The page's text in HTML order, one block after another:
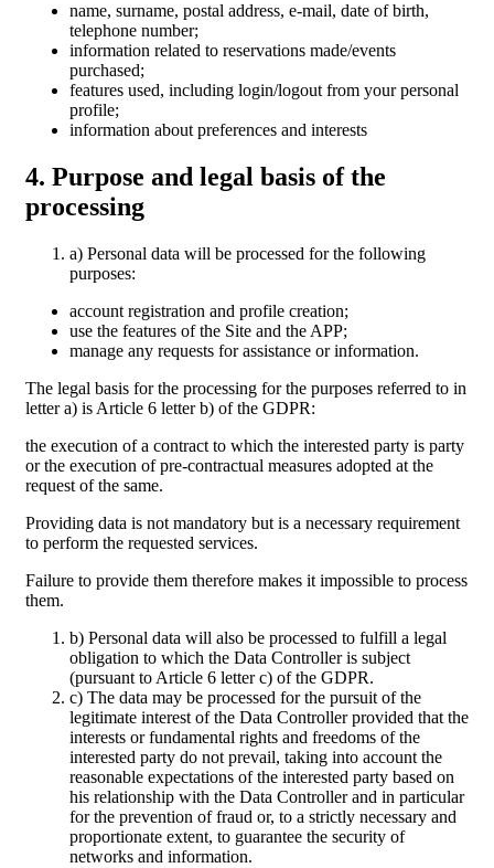
name, surname, postal address, e-mail, date of birth,
telephone number;
information related to reservations made/events
purchased;
features used, including login/logout from your personal
profile;
information about preferences and interests
4. Purpose and legal basis of the
processing
a) Personal data will be processed for the following
purposes:
account registration and profile creation;
use the features of the Site and the APP;
manage any requests for assistance or information.
The legal basis for the processing for the purposes referred to in
letter a) is Article 6 letter b) of the GDPR:
the execution of a contract to which the interested party is party
or the execution of pre-contractual measures adopted at the
request of the same.
Providing data is not mandatory but is a necessary requirement
to perform the requested services.
Failure to provide them therefore makes it impossible to process
them.
b) Personal data will also be processed to fulfill a legal
obligation to which the Data Controller is subject
(pursuant to Article 6 letter c) of the GDPR.
c) The data may be processed for the pursuit of the
legitimate interest of the Data Controller provided that the
interests or fundamental rights and freedoms of the
interested party do not prevail, taking into account the
reasonable expectations of the interested party based on
his relationship with the Data Controller and in particular
for the prevention of fraud or, to a strictly necessary and
proportionate extent, to guarantee the security of
networks and information.